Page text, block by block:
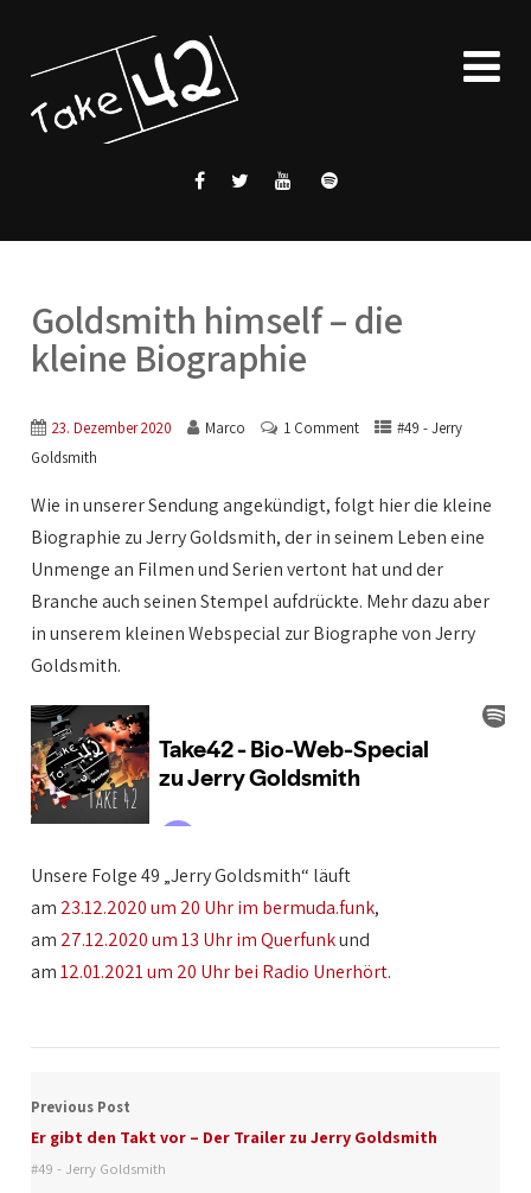
Goldsmith himself – die
kleine Biographie
23. Dezember 2020 Marco 1 Comment
#49 - Jerry
Goldsmith
Wie in unserer Sendung angekündigt, folgt hier die kleine
Biographie zu Jerry Goldsmith, der in seinem Leben eine
Unmenge an Filmen und Serien vertont hat und der
Branche auch seinen Stempel aufdrückte. Mehr dazu aber
in unserem kleinen Webspecial zur Biographe von Jerry
Goldsmith.
Unsere Folge 49 „Jerry Goldsmith“ läuft
am 23.12.2020 um 20 Uhr im bermuda.funk,
am 27.12.2020 um 13 Uhr im Querfunkund
am12.01.2021 um 20 Uhr bei Radio Unerhört.
Previous Post
Er gibt den Takt vor – Der Trailer zu Jerry Goldsmith
#49 - Jerry Goldsmith